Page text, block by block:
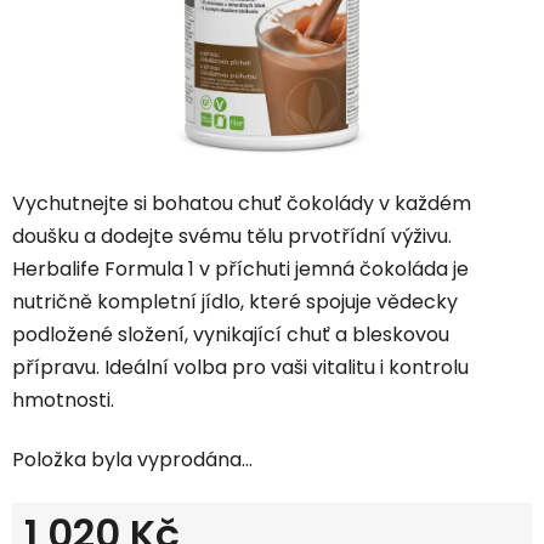
Vychutnejte si bohatou chuť čokolády v každém
doušku a dodejte svému tělu prvotřídní výživu.
Herbalife Formula 1 v příchuti jemná čokoláda je
nutričně kompletní jídlo, které spojuje vědecky
podložené složení, vynikající chuť a bleskovou
přípravu. Ideální volba pro vaši vitalitu i kontrolu
hmotnosti.
Položka byla vyprodána…